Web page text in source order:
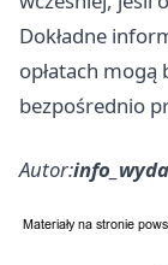
Dokładne
opłatach
bezpośrednio
Autor: